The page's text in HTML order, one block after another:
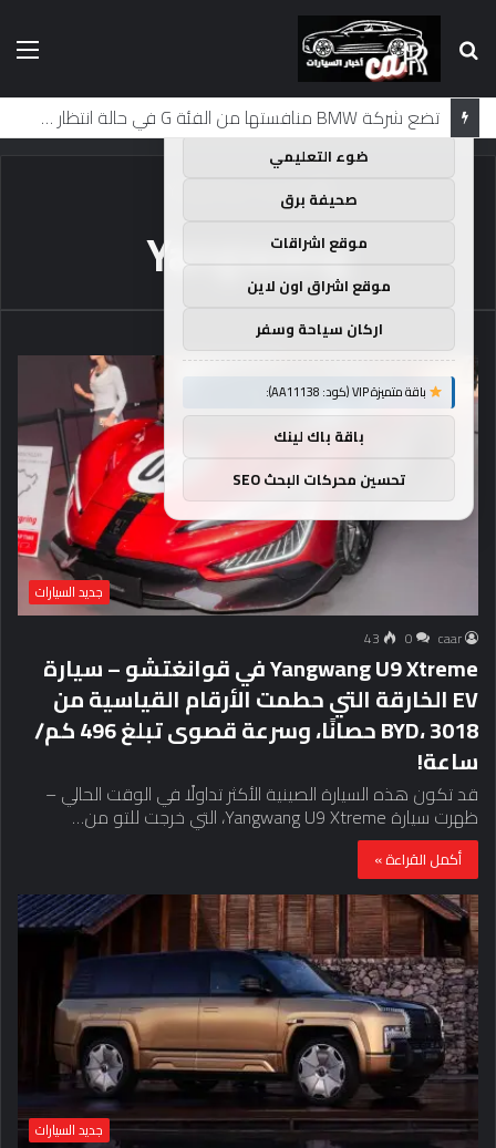
بحث
عن
لماذا تم منع النساء من المشاركة في لومان لعقود من الزمن؟
الرئيسية Yangwang
Yangwang
جديد السيارات
caar
0
43
Yangwang U9 Xtreme في قوانغتشو – سيارة
EV الخارقة التي حطمت الأرقام القياسية من
BYD، 3018 حصانًا، وسرعة قصوى تبلغ 496 كم/
ساعة!
قد تكون هذه السيارة الصينية الأكثر تداولًا في الوقت الحالي –
ظهرت سيارة Yangwang U9 Xtreme، التي خرجت للتو من…
أكمل القراءة »
جديد السيارات
توصيات :
باقة متميزة VIP (كود: AA35872):
ضوء التعليمي
صحيفة برق
موقع اشراقات
موقع اشراق اون لاين
اركان سياحة وسفر
باقة متميزة VIP (كود: AA11138):
باقة باك لينك
تحسين محركات البحث SEO